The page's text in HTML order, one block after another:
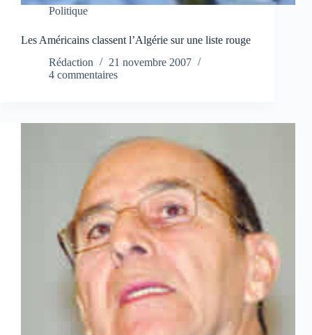
Politique
Les Américains classent l’Algérie sur une liste rouge
Rédaction
21 novembre 2007
4 commentaires